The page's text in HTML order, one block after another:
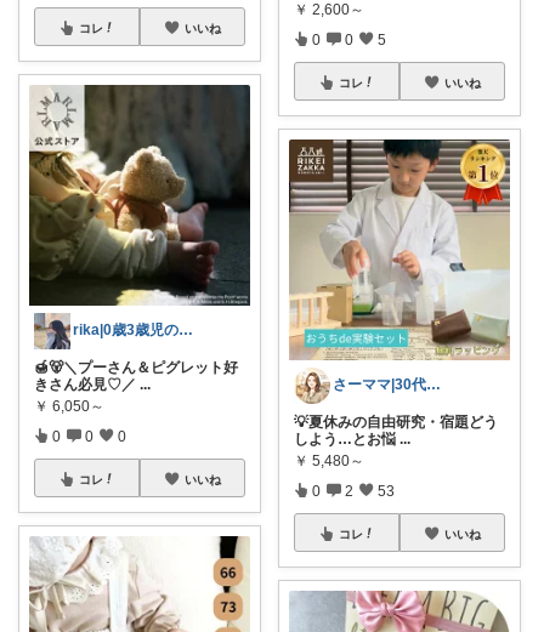
コレ いいね
rika|0歳3歳児のママ
🍯🐻＼プーさん＆ピグレット好
きさん必見♡／ ...
￥ 6,050～
0 0 0
コレ いいね
￥ 2,600～
0 0 5
コレ いいね
さーママ|30代小2女児ママ🎀
💡夏休みの自由研究・宿題どう
しよう…とお悩 ...
￥ 5,480～
0 2 53
コレ いいね